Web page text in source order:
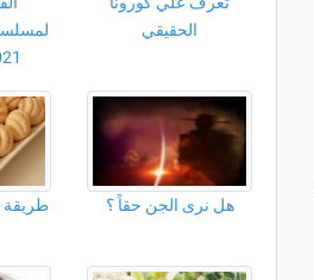
الحقيقي
2021
هل نرى الجن حقاً ؟
طريقة